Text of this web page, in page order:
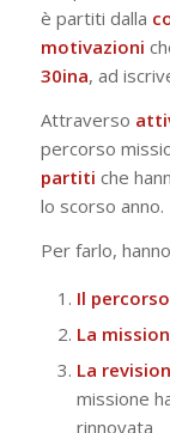
è partiti dalla
motivazioni
30ina, ad
Attraverso
percorso
partiti che
lo scorso anno.
Per farlo,
Il
La
La
missione
rinnovata